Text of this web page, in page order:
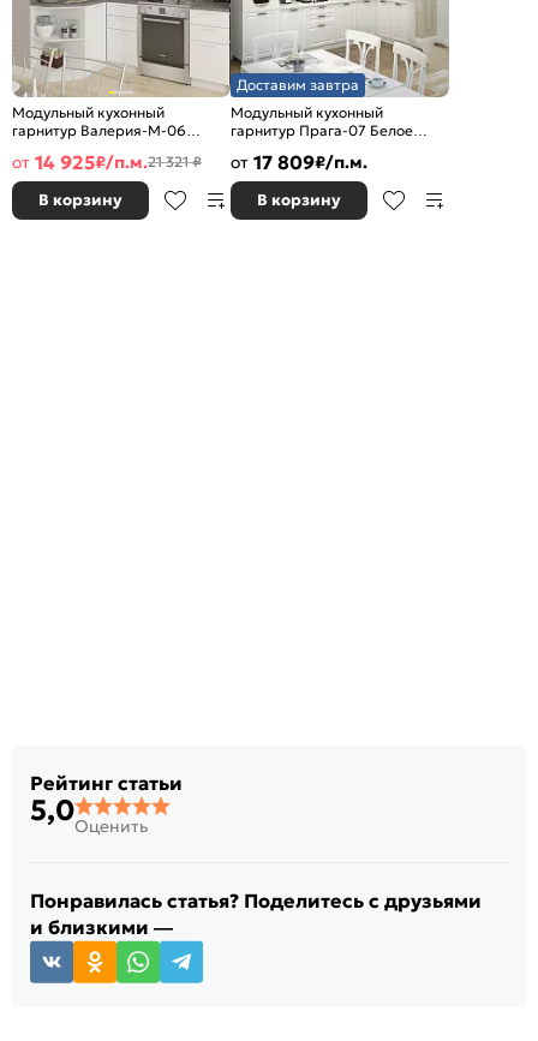
Модульный кухонный
гарнитур Валерия-М-06
2140x1290/2000x600
от 14 925₽/п.м.21 321 ₽
В корзину
Доставим завтра
Модульный кухонный
гарнитур Прага-07 Белое
2132x3300/1490x600
от 17 809₽/п.м.
В корзину
Рейтинг статьи
5,0Оценить
Понравилась статья? Поделитесь с друзьями
и близкими —